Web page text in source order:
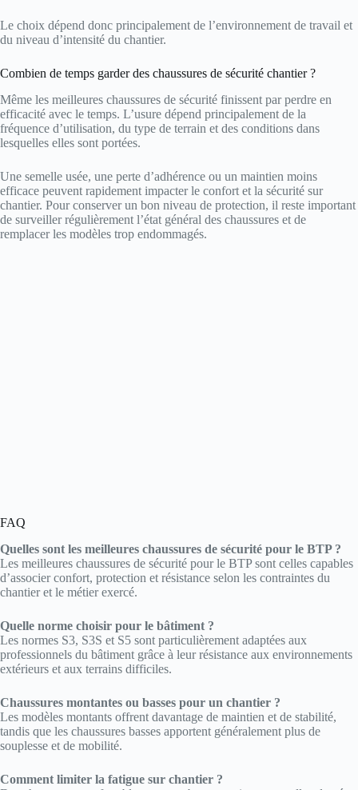
Le choix dépend donc principalement de l’environnement de travail et
du niveau d’intensité du chantier.
Combien de temps garder des chaussures de sécurité chantier ?
Même les meilleures chaussures de sécurité finissent par perdre en
efficacité avec le temps. L’usure dépend principalement de la
fréquence d’utilisation, du type de terrain et des conditions dans
lesquelles elles sont portées.
Une semelle usée, une perte d’adhérence ou un maintien moins
efficace peuvent rapidement impacter le confort et la sécurité sur
chantier. Pour conserver un bon niveau de protection, il reste important
de surveiller régulièrement l’état général des chaussures et de
remplacer les modèles trop endommagés.
FAQ
Quelles sont les meilleures chaussures de sécurité pour le BTP ?
Les meilleures chaussures de sécurité pour le BTP sont celles capables
d’associer confort, protection et résistance selon les contraintes du
chantier et le métier exercé.
Quelle norme choisir pour le bâtiment ?
Les normes S3, S3S et S5 sont particulièrement adaptées aux
professionnels du bâtiment grâce à leur résistance aux environnements
extérieurs et aux terrains difficiles.
Chaussures montantes ou basses pour un chantier ?
Les modèles montants offrent davantage de maintien et de stabilité,
tandis que les chaussures basses apportent généralement plus de
souplesse et de mobilité.
Comment limiter la fatigue sur chantier ?